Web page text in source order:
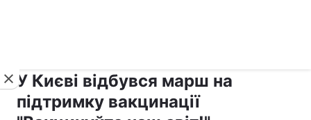
У Києві відбувся марш на
підтримку вакцинації